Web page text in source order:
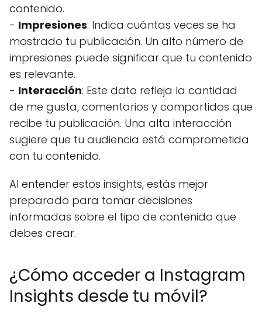
contenido.
- Impresiones: Indica cuántas veces se ha
mostrado tu publicación. Un alto número de
impresiones puede significar que tu contenido
es relevante.
- Interacción: Este dato refleja la cantidad
de me gusta, comentarios y compartidos que
recibe tu publicación. Una alta interacción
sugiere que tu audiencia está comprometida
con tu contenido.
Al entender estos insights, estás mejor
preparado para tomar decisiones
informadas sobre el tipo de contenido que
debes crear.
¿Cómo acceder a Instagram
Insights desde tu móvil?